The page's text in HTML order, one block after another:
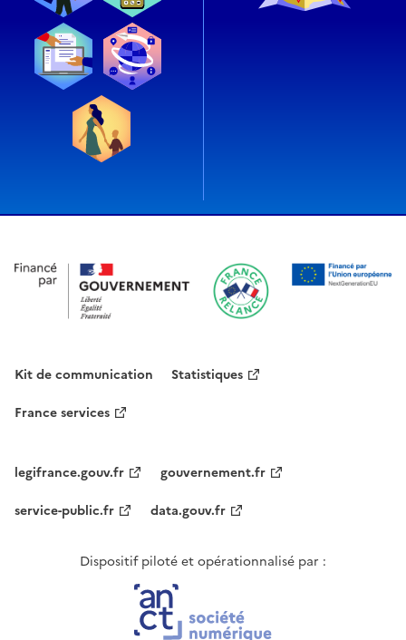
Kit de communication
Statistiques
France services
legifrance.gouv.fr
gouvernement.fr
service-public.fr
data.gouv.fr
Dispositif piloté et opérationnalisé par :